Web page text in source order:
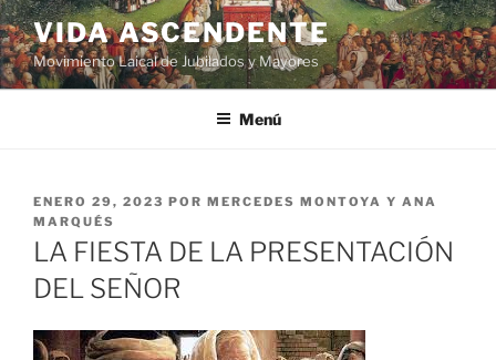
VIDA ASCENDENTE
Movimiento Laical de Jubilados y Mayores
Menú
ENERO 29, 2023 POR MERCEDES MONTOYA Y ANA
MARQUÉS
LA FIESTA DE LA PRESENTACIÓN
DEL SEÑOR